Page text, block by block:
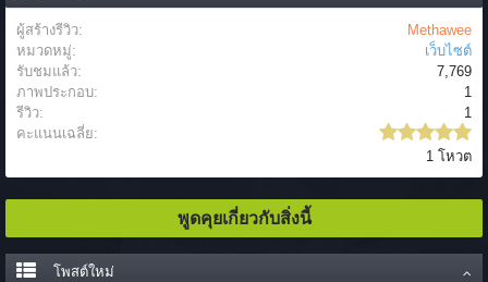
ผู้สร้างรีวิว:
Methawee
หมวดหมู่:
เว็บไซต์
รับชมแล้ว:
7,769
ภาพประกอบ:
1
รีวิว:
1
คะแนนเฉลี่ย:
1 โหวต
พูดคุยเกี่ยวกับสิ่งนี้
โพสต์ใหม่